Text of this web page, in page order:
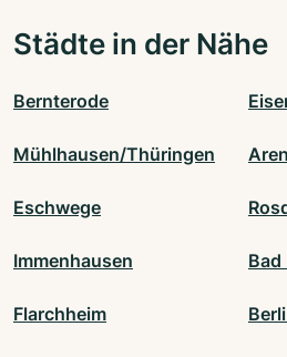
Städte in der Nähe
Bernterode
Mühlhausen/Thüringen
Eschwege
Immenhausen Bad
Flarchheim